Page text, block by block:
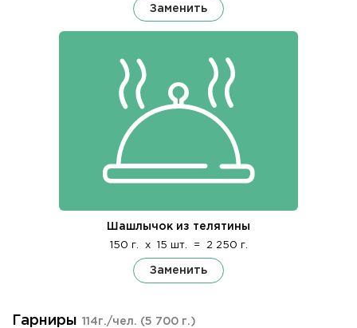
Заменить
Шашлычок из телятины
150 г. x 15 шт. = 2 250 г.
Заменить
Гарниры 114г./чел. (5 700 г.)